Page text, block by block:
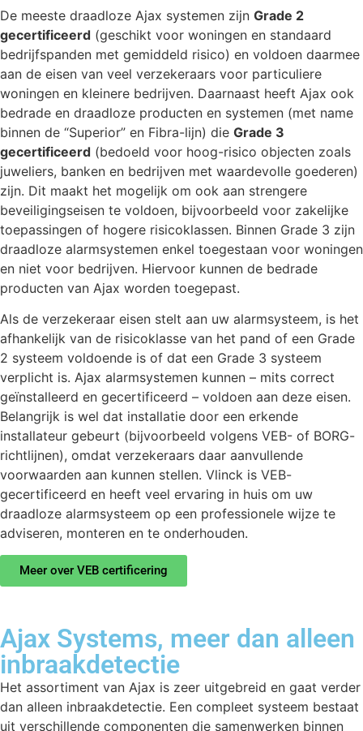
De meeste draadloze Ajax systemen zijn Grade 2
gecertificeerd (geschikt voor woningen en standaard
bedrijfspanden met gemiddeld risico) en voldoen daarmee
aan de eisen van veel verzekeraars voor particuliere
woningen en kleinere bedrijven. Daarnaast heeft Ajax ook
bedrade en draadloze producten en systemen (met name
binnen de “Superior” en Fibra-lijn) die Grade 3
gecertificeerd (bedoeld voor hoog-risico objecten zoals
juweliers, banken en bedrijven met waardevolle goederen)
zijn. Dit maakt het mogelijk om ook aan strengere
beveiligingseisen te voldoen, bijvoorbeeld voor zakelijke
toepassingen of hogere risicoklassen. Binnen Grade 3 zijn
draadloze alarmsystemen enkel toegestaan voor woningen
en niet voor bedrijven. Hiervoor kunnen de bedrade
producten van Ajax worden toegepast.
Als de verzekeraar eisen stelt aan uw alarmsysteem, is het
afhankelijk van de risicoklasse van het pand of een Grade
2 systeem voldoende is of dat een Grade 3 systeem
verplicht is. Ajax alarmsystemen kunnen – mits correct
geïnstalleerd en gecertificeerd – voldoen aan deze eisen.
Belangrijk is wel dat installatie door een erkende
installateur gebeurt (bijvoorbeeld volgens VEB- of BORG-
richtlijnen), omdat verzekeraars daar aanvullende
voorwaarden aan kunnen stellen. Vlinck is VEB-
gecertificeerd en heeft veel ervaring in huis om uw
draadloze alarmsysteem op een professionele wijze te
adviseren, monteren en te onderhouden.
Meer over VEB certificering
Ajax Systems, meer dan alleen
inbraakdetectie
Het assortiment van Ajax is zeer uitgebreid en gaat verder
dan alleen inbraakdetectie. Een compleet systeem bestaat
uit verschillende componenten die samenwerken binnen